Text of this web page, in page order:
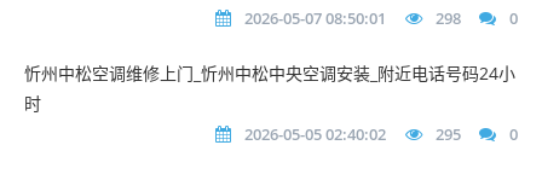
2026-05-07 08:50:01 298 0
忻州中松空调维修上门_忻州中松中央空调安装_附近电话号码24小
时
2026-05-05 02:40:02 295 0